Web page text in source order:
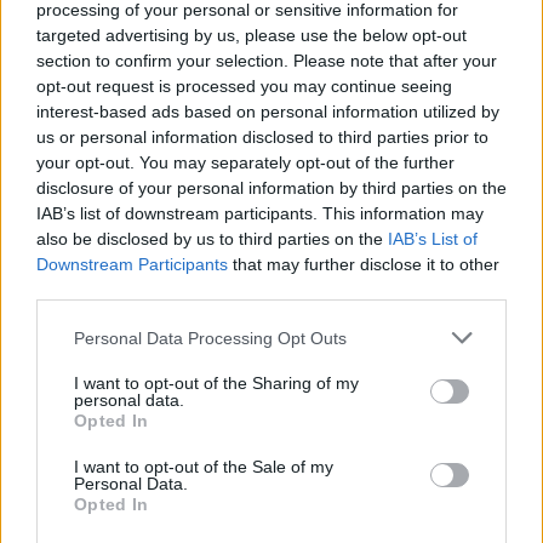
processing of your personal or sensitive information for
targeted advertising by us, please use the below opt-out
section to confirm your selection. Please note that after your
opt-out request is processed you may continue seeing
interest-based ads based on personal information utilized by
us or personal information disclosed to third parties prior to
your opt-out. You may separately opt-out of the further
disclosure of your personal information by third parties on the
IAB’s list of downstream participants. This information may
also be disclosed by us to third parties on the IAB’s List of
Downstream Participants that may further disclose it to other
Please note that this website/app uses one or more Google
not limited to your visit or usage behaviour. You may click to
grant or deny consent to Google and its third-party tags to
use your data for below specified purposes in below Google
consent section.
Personal Data Processing Opt Outs
I want to opt-out of the Sharing of my
personal data.
Opted In
I want to opt-out of the Sale of my
Personal Data.
Opted In
megmutatni a sorozat, ha valakit leszúrnak.
Persze, nem kell minden fantasy-sorozatnak a
imitálnia ebből a szempontból, és valószínűleg a
kínai cenzúra is még durvább lenne, ha bátrabban
megmutatott volna minden részletet a Fortiche, de az
ellentmondás túl feltűnő volt ahhoz, hogy ne vegyem